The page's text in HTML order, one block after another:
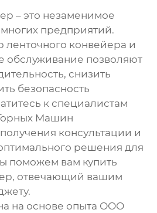
– это незаменимое
предприятий.
ленточного конвейера и
обслуживание позволяют
снизить
безопасность
к специалистам
Машин
консультации и
решения для
поможем вам купить
, отвечающий вашим
на основе опыта ООО